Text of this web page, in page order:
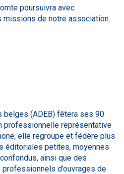
poursuivra avec
de notre association.
belges (ADEB) fêtera ses 90
professionnelle représentative
elle regroupe et fédère plus
éditoriales petites, moyennes
ainsi que des
d’ouvrages de